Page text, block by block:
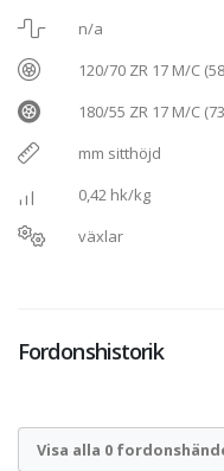
n/a
120/70 ZR 17 M/C (58
180/55 ZR 17 M/C (73
mm sitthöjd
0,42 hk/kg
växlar
Fordonshistorik
Visa alla 0